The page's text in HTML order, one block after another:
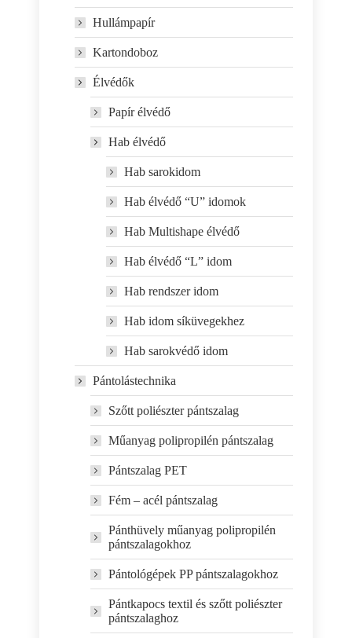
Hullámpapír
Kartondoboz
Élvédők
Papír élvédő
Hab élvédő
Hab sarokidom
Hab élvédő “U” idomok
Hab Multishape élvédő
Hab élvédő “L” idom
Hab rendszer idom
Hab idom síküvegekhez
Hab sarokvédő idom
Pántolástechnika
Szőtt poliészter pántszalag
Műanyag polipropilén pántszalag
Pántszalag PET
Fém – acél pántszalag
Pánthüvely műanyag polipropilén
pántszalagokhoz
Pántológépek PP pántszalagokhoz
Pántkapocs textil és szőtt poliészter
pántszalaghoz